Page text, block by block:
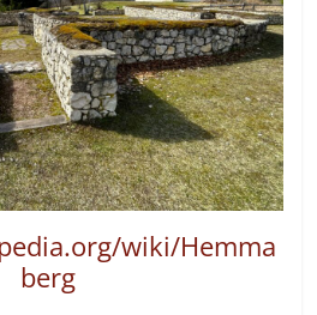
wiki/Hemma
berg